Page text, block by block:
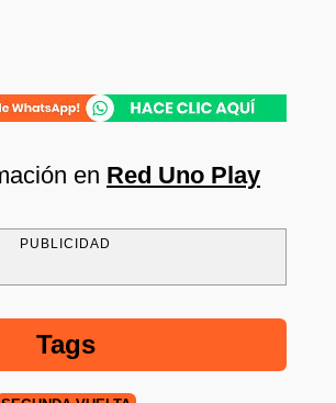
en Red Uno Play
PUBLICIDAD
Tags